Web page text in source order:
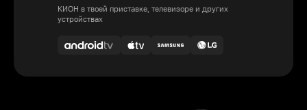
КИОН в твоей приставке, телевизоре и других
устройствах